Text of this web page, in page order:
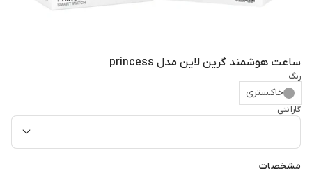
ساعت هوشمند گرین لاین مدل princess
رنگ
خاکستری
گارانتی
مشخصات